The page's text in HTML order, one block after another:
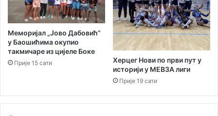
Меморијал „Јово Дабовић”
у Баошићима окупио
такмичаре из цијеле Боке
Прије 15 сати
Херцег Нови по први пут у
историји у МЕВЗА лиги
Прије 19 сати